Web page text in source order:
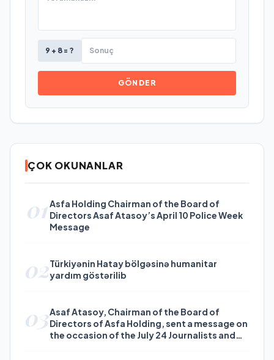
9 + 8 = ?
GÖNDER
ÇOK OKUNANLAR
01Asfa Holding Chairman of the Board of
Directors Asaf Atasoy’s April 10 Police Week
Message
02Türkiyənin Hatay bölgəsinə humanitar
yardım göstərilib
03Asaf Atasoy, Chairman of the Board of
Directors of Asfa Holding, sent a message on
the occasion of the July 24 Journalists and